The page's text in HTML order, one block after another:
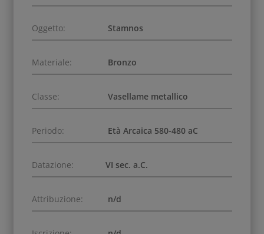
Oggetto: Stamnos
Materiale: Bronzo
Classe: Vasellame metallico
Periodo: Età Arcaica 580-480 aC
Datazione: VI sec. a.C.
Attribuzione: n/d